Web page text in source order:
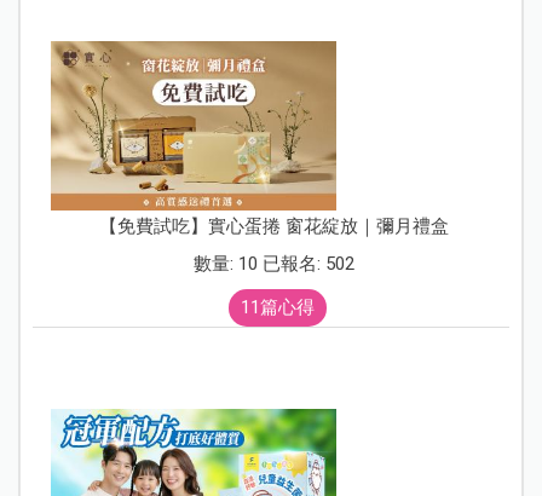
【免費試吃】實心蛋捲 窗花綻放｜彌月禮盒
數量: 10 已報名: 502
11篇心得